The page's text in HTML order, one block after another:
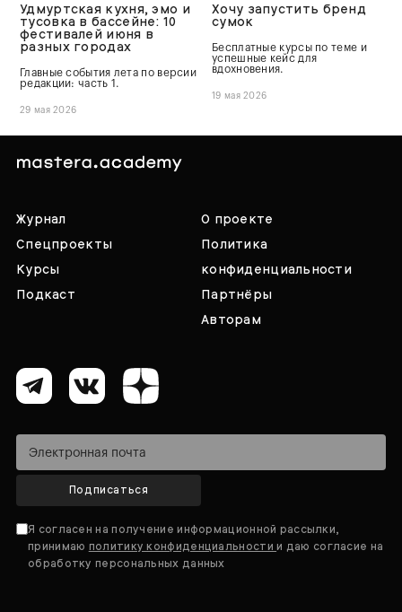
Удмуртская кухня, эмо и
тусовка в бассейне: 10
фестивалей июня в
разных городах
Главные события лета по версии
редакции: часть 1.
29 мая 2026
Хочу запустить бренд
сумок
Бесплатные курсы по теме и
успешные кейс для
вдохновения.
19 мая 2026
Журнал
Спецпроекты
Курсы
Подкаст
О проекте
Политика
конфиденциальности
Партнёры
Авторам
Подписаться
Я согласен на получение информационной рассылки,
принимаю политику конфиденциальностии даю согласие на
обработку персональных данных